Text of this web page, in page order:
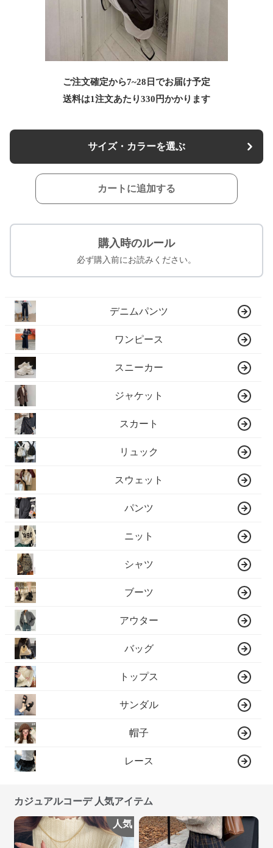
ご注文確定から7~28日でお届け予定
送料は1注文あたり330 円かかります
サイズ・カラーを選ぶ
カートに追加する
購入時のルール
必ず購入前にお読みください。
デニムパンツ
ワンピース
スニーカー
ジャケット
スカート
リュック
スウェット
パンツ
ニット
シャツ
ブーツ
アウター
バッグ
トップス
サンダル
帽子
レース
カジュアルコーデ 人気アイテム
人気